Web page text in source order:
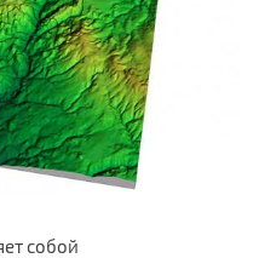
собой